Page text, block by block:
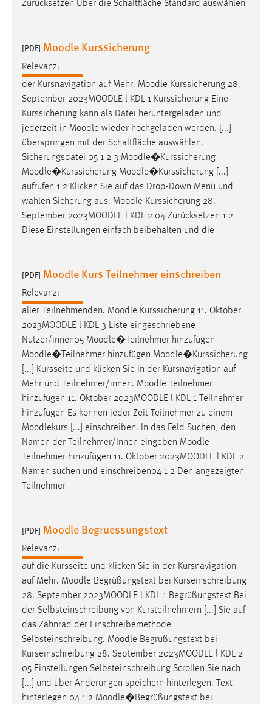
Zurücksetzen Über die Schaltfläche Standard auswählen
[PDF] Moodle Kurssicherung
Relevanz:
der Kursnavigation auf Mehr. Moodle Kurssicherung 28.
September 2023MOODLE l KDL 1 Kurssicherung Eine
Kurssicherung kann als Datei heruntergeladen und
jederzeit in Moodle wieder hochgeladen werden. [...]
überspringen mit der Schaltfläche auswählen.
Sicherungsdatei 05 1 2 3 Moodle�Kurssicherung
Moodle�Kurssicherung Moodle�Kurssicherung [...]
aufrufen 1 2 Klicken Sie auf das Drop-Down Menü und
wählen Sicherung aus. Moodle Kurssicherung 28.
September 2023MOODLE l KDL 2 04 Zurücksetzen 1 2
Diese Einstellungen einfach beibehalten und die
[PDF] Moodle Kurs Teilnehmer einschreiben
Relevanz:
aller Teilnehmenden. Moodle Kurssicherung 11. Oktober
2023MOODLE l KDL 3 Liste eingeschriebene
Nutzer/innen05 Moodle�Teilnehmer hinzufügen
Moodle�Teilnehmer hinzufügen Moodle�Kurssicherung
[...] Kursseite und klicken Sie in der Kursnavigation auf
Mehr und Teilnehmer/innen. Moodle Teilnehmer
hinzufügen 11. Oktober 2023MOODLE l KDL 1 Teilnehmer
hinzufügen Es können jeder Zeit Teilnehmer zu einem
Moodlekurs [...] einschreiben. In das Feld Suchen, den
Namen der Teilnehmer/Innen eingeben Moodle
Teilnehmer hinzufügen 11. Oktober 2023MOODLE l KDL 2
Namen suchen und einschreiben04 1 2 Den angezeigten
Teilnehmer
[PDF] Moodle Begruessungstext
Relevanz:
auf die Kursseite und klicken Sie in der Kursnavigation
auf Mehr. Moodle Begrüßungstext bei Kurseinschreibung
28. September 2023MOODLE l KDL 1 Begrüßungstext Bei
der Selbsteinschreibung von Kursteilnehmern [...] Sie auf
das Zahnrad der Einschreibemethode
Selbsteinschreibung. Moodle Begrüßungstext bei
Kurseinschreibung 28. September 2023MOODLE l KDL 2
05 Einstellungen Selbsteinschreibung Scrollen Sie nach
[...] und über Änderungen speichern hinterlegen. Text
hinterlegen 04 1 2 Moodle�Begrüßungstext bei